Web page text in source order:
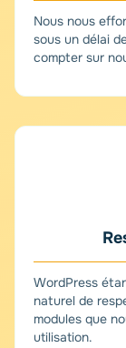
Nous nous
sous un délai
compter sur
WordPress
naturel de
modules que
utilisation.